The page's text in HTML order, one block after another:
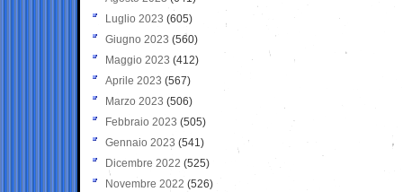
Luglio 2023 (605)
Giugno 2023 (560)
Maggio 2023 (412)
Aprile 2023 (567)
Marzo 2023 (506)
Febbraio 2023 (505)
Gennaio 2023 (541)
Dicembre 2022 (525)
Novembre 2022 (526)